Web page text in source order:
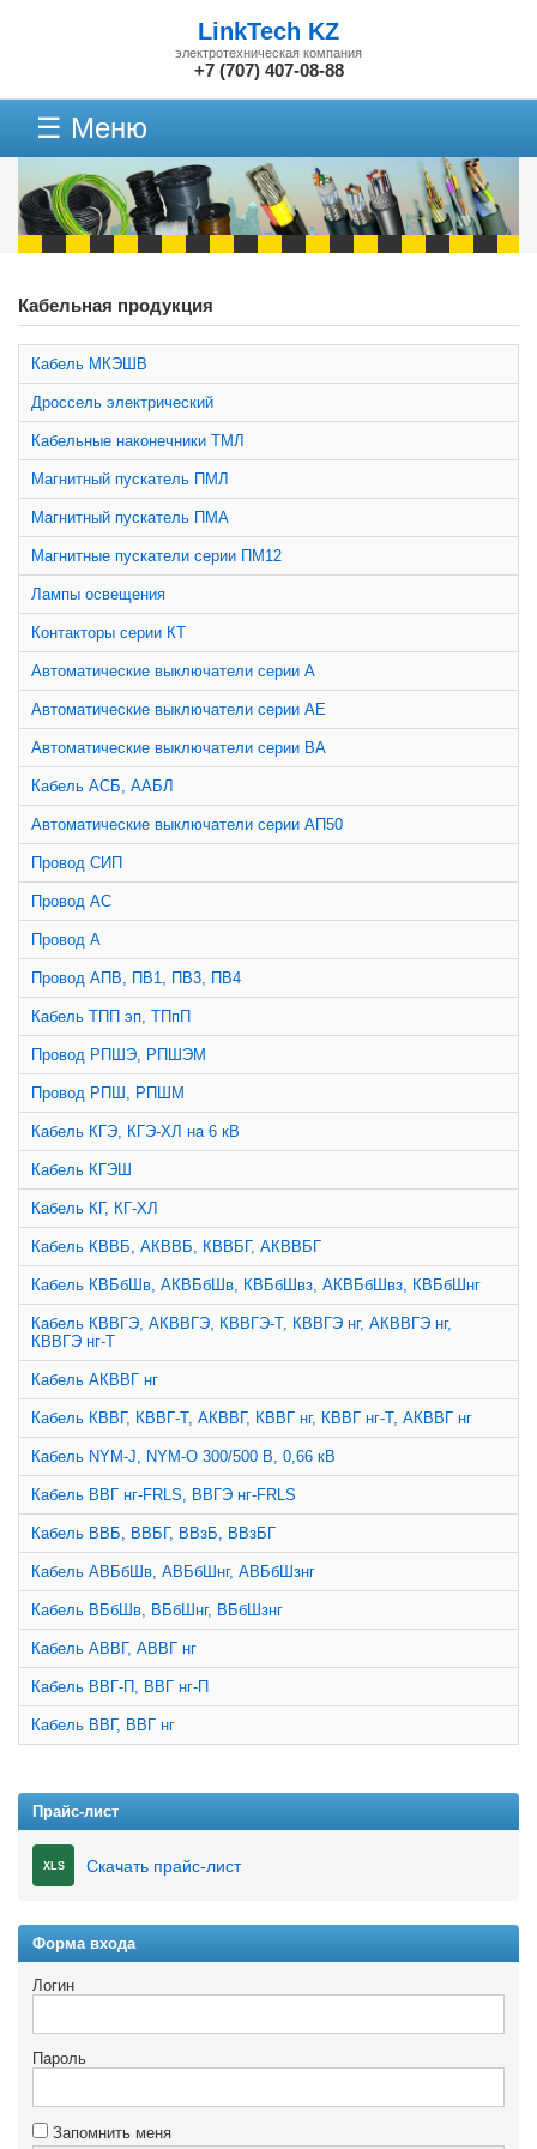
LinkTech KZ
электротехническая компания
+7 (707) 407-08-88
☰ Меню
Кабельная продукция
Кабель МКЭШВ
Дроссель электрический
Кабельные наконечники ТМЛ
Магнитный пускатель ПМЛ
Магнитный пускатель ПМА
Магнитные пускатели серии ПМ12
Лампы освещения
Контакторы серии КТ
Автоматические выключатели серии А
Автоматические выключатели серии АЕ
Автоматические выключатели серии ВА
Кабель АСБ, ААБЛ
Автоматические выключатели серии АП50
Провод СИП
Провод АС
Провод А
Провод АПВ, ПВ1, ПВ3, ПВ4
Кабель ТПП эп, ТПпП
Провод РПШЭ, РПШЭМ
Провод РПШ, РПШМ
Кабель КГЭ, КГЭ-ХЛ на 6 кВ
Кабель КГЭШ
Кабель КГ, КГ-ХЛ
Кабель КВВБ, АКВВБ, КВВБГ, АКВВБГ
Кабель КВБбШв, АКВБбШв, КВБбШвз, АКВБбШвз, КВБбШнг
Кабель КВВГЭ, АКВВГЭ, КВВГЭ-Т, КВВГЭ нг, АКВВГЭ нг,
КВВГЭ нг-Т
Кабель АКВВГ нг
Кабель КВВГ, КВВГ-Т, АКВВГ, КВВГ нг, КВВГ нг-Т, АКВВГ нг
Кабель NYM-J, NYM-O 300/500 В, 0,66 кВ
Кабель ВВГ нг-FRLS, ВВГЭ нг-FRLS
Кабель ВВБ, ВВБГ, ВВзБ, ВВзБГ
Кабель АВБбШв, АВБбШнг, АВБбШзнг
Кабель ВБбШв, ВБбШнг, ВБбШзнг
Кабель АВВГ, АВВГ нг
Кабель ВВГ-П, ВВГ нг-П
Кабель ВВГ, ВВГ нг
Прайс-лист
XLS Скачать прайс-лист
Форма входа
Логин
Пароль
Запомнить меня